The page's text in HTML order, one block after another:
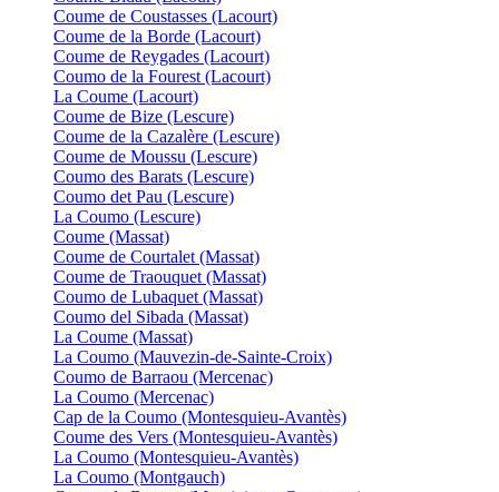
Coume de Coustasses (Lacourt)
Coume de la Borde (Lacourt)
Coume de Reygades (Lacourt)
Coumo de la Fourest (Lacourt)
La Coume (Lacourt)
Coume de Bize (Lescure)
Coume de la Cazalère (Lescure)
Coume de Moussu (Lescure)
Coumo des Barats (Lescure)
Coumo det Pau (Lescure)
La Coumo (Lescure)
Coume (Massat)
Coume de Courtalet (Massat)
Coume de Traouquet (Massat)
Coumo de Lubaquet (Massat)
Coumo del Sibada (Massat)
La Coume (Massat)
La Coumo (Mauvezin-de-Sainte-Croix)
Coumo de Barraou (Mercenac)
La Coumo (Mercenac)
Cap de la Coumo (Montesquieu-Avantès)
Coume des Vers (Montesquieu-Avantès)
La Coumo (Montesquieu-Avantès)
La Coumo (Montgauch)